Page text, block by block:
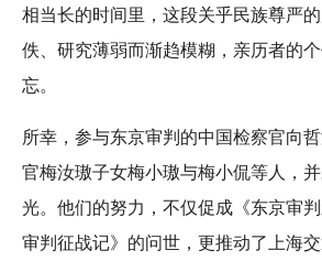
相当长的时间里，这段关乎民族尊严
佚、研究薄弱而渐趋模糊，亲历者的
忘。
所幸，参与东京审判的中国检察官向
官梅汝璈子女梅小璈与梅小侃等人，
光。他们的努力，不仅促成《东京审
审判征战记》的问世，更推动了上海